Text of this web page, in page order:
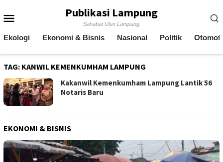
to
Publikasi Lampung
Sahabat Ulun Lampung
Ekologi Ekonomi & Bisnis Nasional Politik
TAG: KANWIL KEMENKUMHAM LAMPUNG
Kakanwil Kemenkumham Lampung Lantik 56
Notaris Baru
EKONOMI & BISNIS